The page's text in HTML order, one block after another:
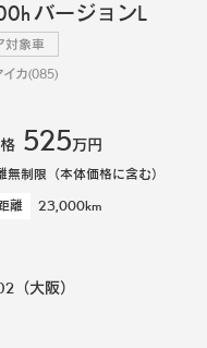
バージョンL
対象車
カ(085)
525万円
制限（本体価格に含む）
離 23,000km
（大阪）